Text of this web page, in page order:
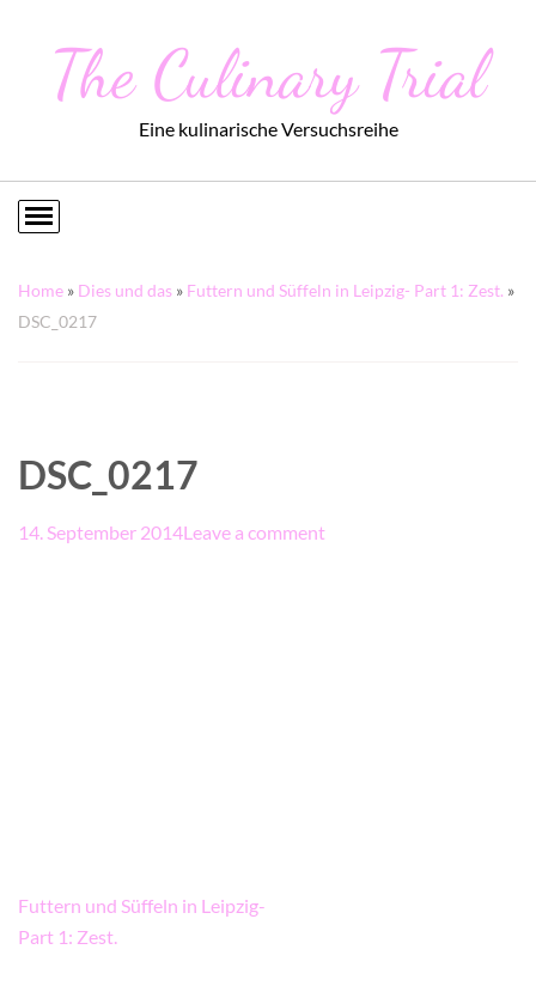
The Culinary Trial
Eine kulinarische Versuchsreihe
Home » Dies und das » Futtern und Süffeln in Leipzig- Part 1: Zest. »
DSC_0217
DSC_0217
14. September 2014Leave a comment
Beitragsnavigation
Futtern und Süffeln in Leipzig-
Part 1: Zest.